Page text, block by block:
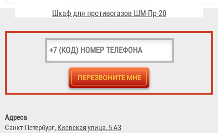
Шкаф для противогазов ШМ-Пр-8
3 657 ₽
Адреса
Санкт-Петербург, Киевская улица, 5 А3